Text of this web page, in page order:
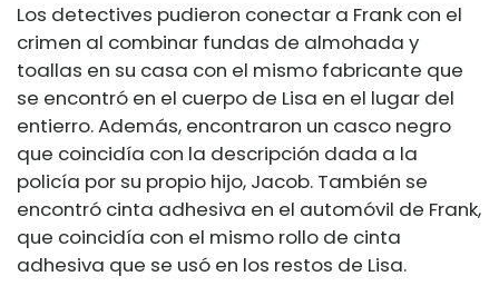
Los detectives pudieron conectar a Frank con el
crimen al combinar fundas de almohada y
toallas en su casa con el mismo fabricante que
se encontró en el cuerpo de Lisa en el lugar del
entierro. Además, encontraron un casco negro
que coincidía con la descripción dada a la
policía por su propio hijo, Jacob. También se
encontró cinta adhesiva en el automóvil de Frank,
que coincidía con el mismo rollo de cinta
adhesiva que se usó en los restos de Lisa.